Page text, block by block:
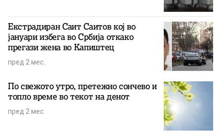
Екстрадиран Саит Саитов кој во
јануари избега во Србија откако
прегази жена во Капиштец
пред 2 мес.
По свежото утро, претежно сончево и
топло време во текот на денот
пред 2 мес.